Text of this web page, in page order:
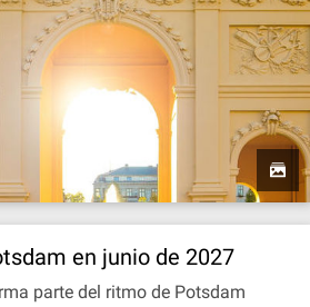
en junio de 2027
parte del ritmo de Potsdam